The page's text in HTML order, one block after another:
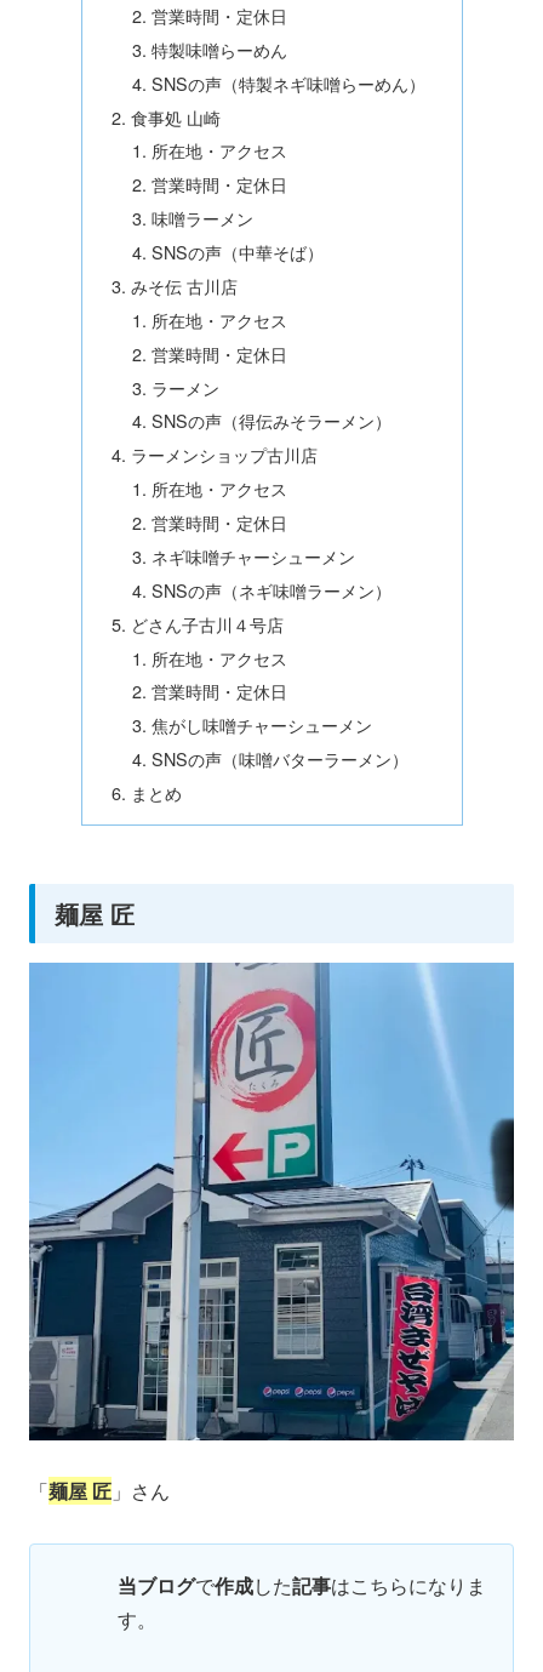
営業時間・定休日
特製味噌らーめん
SNSの声（特製ネギ味噌らーめん）
食事処 山崎
所在地・アクセス
営業時間・定休日
味噌ラーメン
SNSの声（中華そば）
みそ伝 古川店
所在地・アクセス
営業時間・定休日
ラーメン
SNSの声（得伝みそラーメン）
ラーメンショップ古川店
所在地・アクセス
営業時間・定休日
ネギ味噌チャーシューメン
SNSの声（ネギ味噌ラーメン）
どさん子古川４号店
所在地・アクセス
営業時間・定休日
焦がし味噌チャーシューメン
SNSの声（味噌バターラーメン）
まとめ
麺屋 匠
「麺屋 匠 」さん
当ブログで作成した記事はこちらになりま
す。